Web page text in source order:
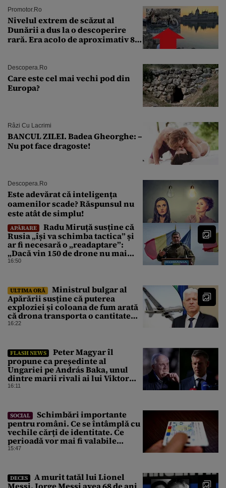
Promotor.ro
Nivelul extrem de scăzut al
Dunării a dus la o descoperire
rară. Era acolo de aproximativ 80
Descopera.ro
Care este cel mai vechi pod din
Europa?
Râzi Cu Lacrimi
BANCUL ZILEI. Badea Gheorghe: –
Nu pot face dragoste!
Descopera.ro
Este adevărat că inteligența
oamenilor scade? Răspunsul nu
este atât de simplu!
APĂRARE
Radu Miruță susține că
Rusia „își va schimba tactica” și
ar fi necesară o „readaptare”:
„Dacă vin 150 de drone nu mai
suntem pe timp de pace”
16:50
ULTIMA ORĂ
Ministrul bulgar al
Apărării susține că puterea
exploziei și coloana de fum arată
că drona transporta o cantitate
semnificativă de exploziv
16:22
FLASH NEWS
Peter Magyar îl
propune ca președinte al
Ungariei pe András Baka, unul
dintre marii rivali ai lui Viktor
Orbán
16:11
SOCIAL
Schimbări importante
pentru români. Ce se întâmplă cu
vechile cărți de identitate. Ce
perioadă vor mai fi valabile
buletinele clasice
15:47
DECES
A murit tatăl lui Lionel